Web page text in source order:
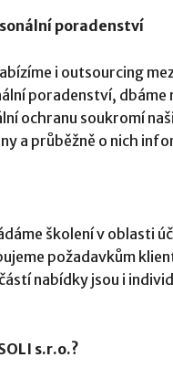
poradenství
i outsourcing
poradenství, dbáme
ochranu soukromí
a průběžně o nich
školení v oblasti
požadavkům
nabídky jsou i
s.r.o.?